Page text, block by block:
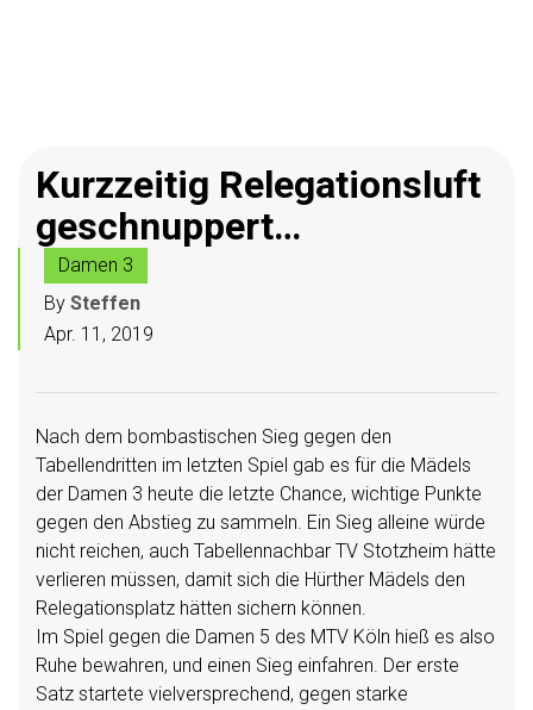
Kurzzeitig Relegationsluft
geschnuppert…
Damen 3
By Steffen
Apr. 11, 2019
Nach dem bombastischen Sieg gegen den
Tabellendritten im letzten Spiel gab es für die Mädels
der Damen 3 heute die letzte Chance, wichtige Punkte
gegen den Abstieg zu sammeln. Ein Sieg alleine würde
nicht reichen, auch Tabellennachbar TV Stotzheim hätte
verlieren müssen, damit sich die Hürther Mädels den
Relegationsplatz hätten sichern können.
Im Spiel gegen die Damen 5 des MTV Köln hieß es also
Ruhe bewahren, und einen Sieg einfahren. Der erste
Satz startete vielversprechend, gegen starke